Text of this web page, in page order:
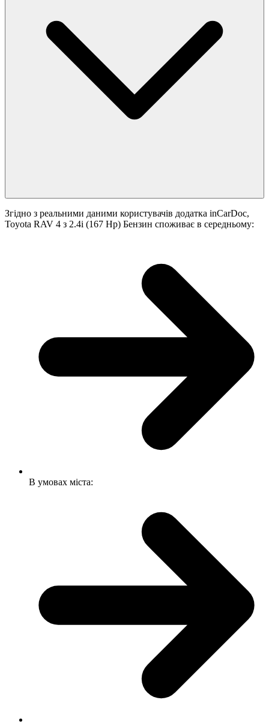
Згідно з реальними даними користувачів додатка inCarDoc,
Toyota RAV 4 з 2.4i (167 Hp) Бензин споживає в середньому:
В умовах міста: